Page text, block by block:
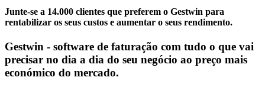
Junte-se a 14.000 clientes que preferem o Gestwin para
rentabilizar os seus custos e aumentar o seus rendimento.
Gestwin - software de faturação com tudo o que vai
precisar no dia a dia do seu negócio ao preço mais
económico do mercado.